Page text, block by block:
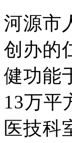
河源市
创办的
健功能
13万平
医技科